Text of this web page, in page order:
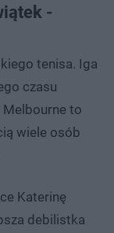
-
tenisa. Iga
czasu
Melbourne to
wiele osób
Katerinę
debilistka